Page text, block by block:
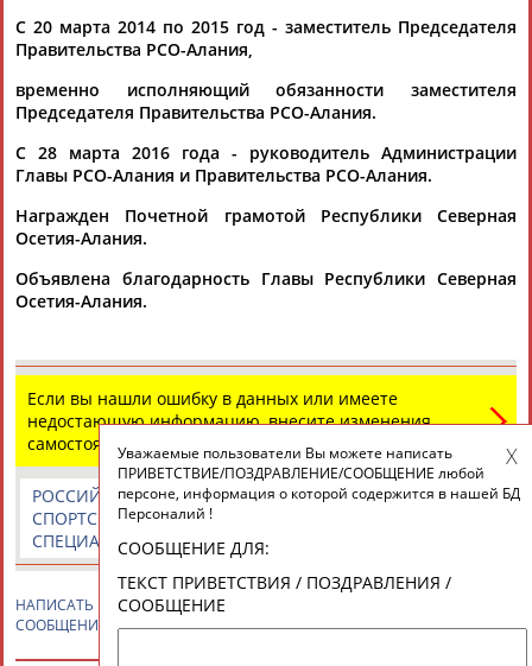
Камалудин
Абдула
24 персон из 13181
ЕЩЁ ПЕРСОНЫ
ТАБЛО АКТИВНОСТИ
ЦЕЛИ ПРОЕКТА КОНТАКТЫ НАШИ КНОПКИ
Вопросы сотрудничества и совместной деятельности
Адресов в новостной рассылке: 996
Подпишись
C 20 марта 2014 по 2015 год - заместитель Председателя
Правительства РСО-Алания,
временно исполняющий обязанности заместителя
Председателя Правительства РСО-Алания.
С 28 марта 2016 года - руководитель Администрации
Главы РСО-Алания и Правительства РСО-Алания.
Награжден Почетной грамотой Республики Северная
Осетия-Алания.
Объявлена благодарность Главы Республики Северная
Осетия-Алания.
Если вы нашли ошибку в данных или имеете
недостающую информацию, внесите изменения
самостоятельно
СПОРТИВНЫЕ
РОССИЙСКИЕ
СПОРТИВНЫЕ
ОРГАНИЗАЦИИ
РОССИЙСКИЕ
СПОРТСМЕНЫ,
СПЕЦИАЛИСТЫ
НАПИСАТЬ Рустем КЕЛЕХСАЕВ
СООБЩЕНИЕ
Уважаемые пользователи Вы можете написать
ПРИВЕТСТВИЕ/ПОЗДРАВЛЕНИЕ/СООБЩЕНИЕ любой
персоне, информация о которой содержится в нашей БД
Персоналий !
СООБЩЕНИЕ ДЛЯ:
ТЕКСТ ПРИВЕТСТВИЯ / ПОЗДРАВЛЕНИЯ /
СООБЩЕНИЕ